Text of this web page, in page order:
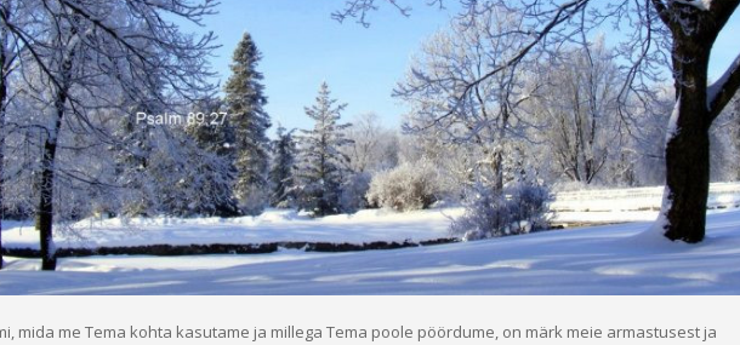
mida me Tema kohta kasutame ja millega Tema poole pöördume, on märk meie armastusest ja